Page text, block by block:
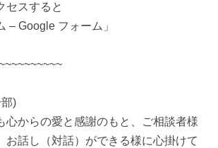
セスすると
– Google フォーム」
)
心からの愛と感謝のもと、ご相談者様
お話し（対話）ができる様に心掛けて